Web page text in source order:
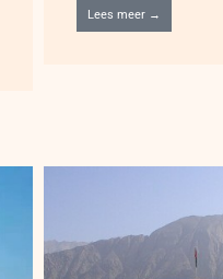
Lees meer →